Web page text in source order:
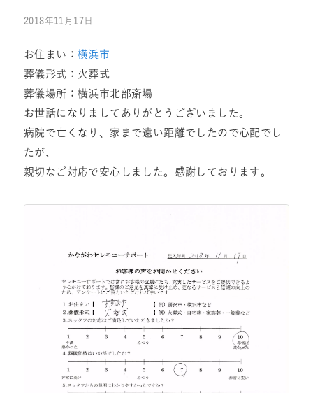
2018年11月17日
お住まい： 横浜市
葬儀形式：火葬式
葬儀場所：横浜市北部斎場
お世話になりましてありがとうございました。
病院で亡くなり、家まで遠い距離でしたので心配でし
たが、
親切なご対応で安心しました。感謝しております。